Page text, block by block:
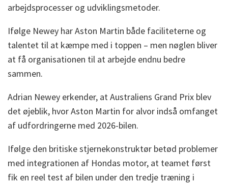
arbejdsprocesser og udviklingsmetoder.
Ifølge Newey har Aston Martin både faciliteterne og
talentet til at kæmpe med i toppen – men nøglen bliver
at få organisationen til at arbejde endnu bedre
sammen.
Adrian Newey erkender, at Australiens Grand Prix blev
det øjeblik, hvor Aston Martin for alvor indså omfanget
af udfordringerne med 2026-bilen.
Ifølge den britiske stjernekonstruktør betød problemer
med integrationen af Hondas motor, at teamet først
fik en reel test af bilen under den tredje træning i